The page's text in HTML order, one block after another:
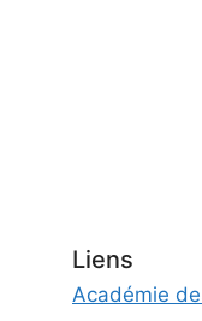
Liens
Académie